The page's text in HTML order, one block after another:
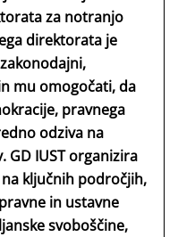
za notranjo
direktorata je
mu omogočati, da
pravnega
odziva na
IUST organizira
ključnih področjih,
in ustavne
svoboščine,